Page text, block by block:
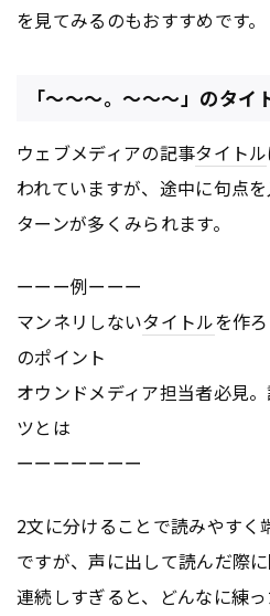
を見てみるのもおすすめです。
「～～～。～～～」のタイ
ウェブメディアの記事タイトル
われていますが、途中に句点
ターンが多くみられます。
ーーー例ーーー
マンネリしないタイトルを作
のポイント
オウンドメディア担当者必見
ツとは
ーーーーーーー
2文に分けることで読みやすく
ですが、声に出して読んだ際
連続しすぎると、どんなに練